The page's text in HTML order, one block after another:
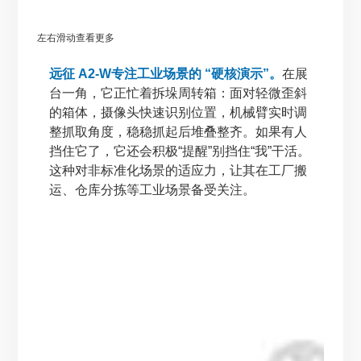
左右滑动查看更多
远征 A2-W专注工业场景的 “硬核演示”。在展
台一角，它正忙着拆垛周转箱：面对轻微歪斜
的箱体，摄像头快速识别位置，机械臂实时调
整抓取角度，稳稳抓起后堆叠整齐。如果有人
挡住它了，它还会积极“提醒”别挡住“我”干活。
这种对非标准化场景的适应力，让其在工厂搬
运、仓库分拣等工业场景备受关注。